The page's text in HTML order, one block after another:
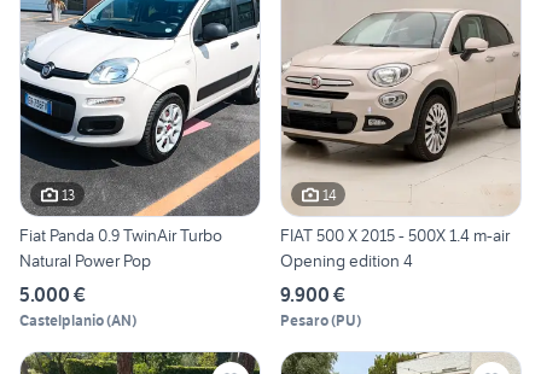
13
Fiat Panda 0.9 TwinAir Turbo
Natural Power Pop
5.000 €
Castelplanio(AN)
14
FIAT 500 X 2015 - 500X 1.4 m-air
Opening edition 4
9.900 €
Pesaro(PU)